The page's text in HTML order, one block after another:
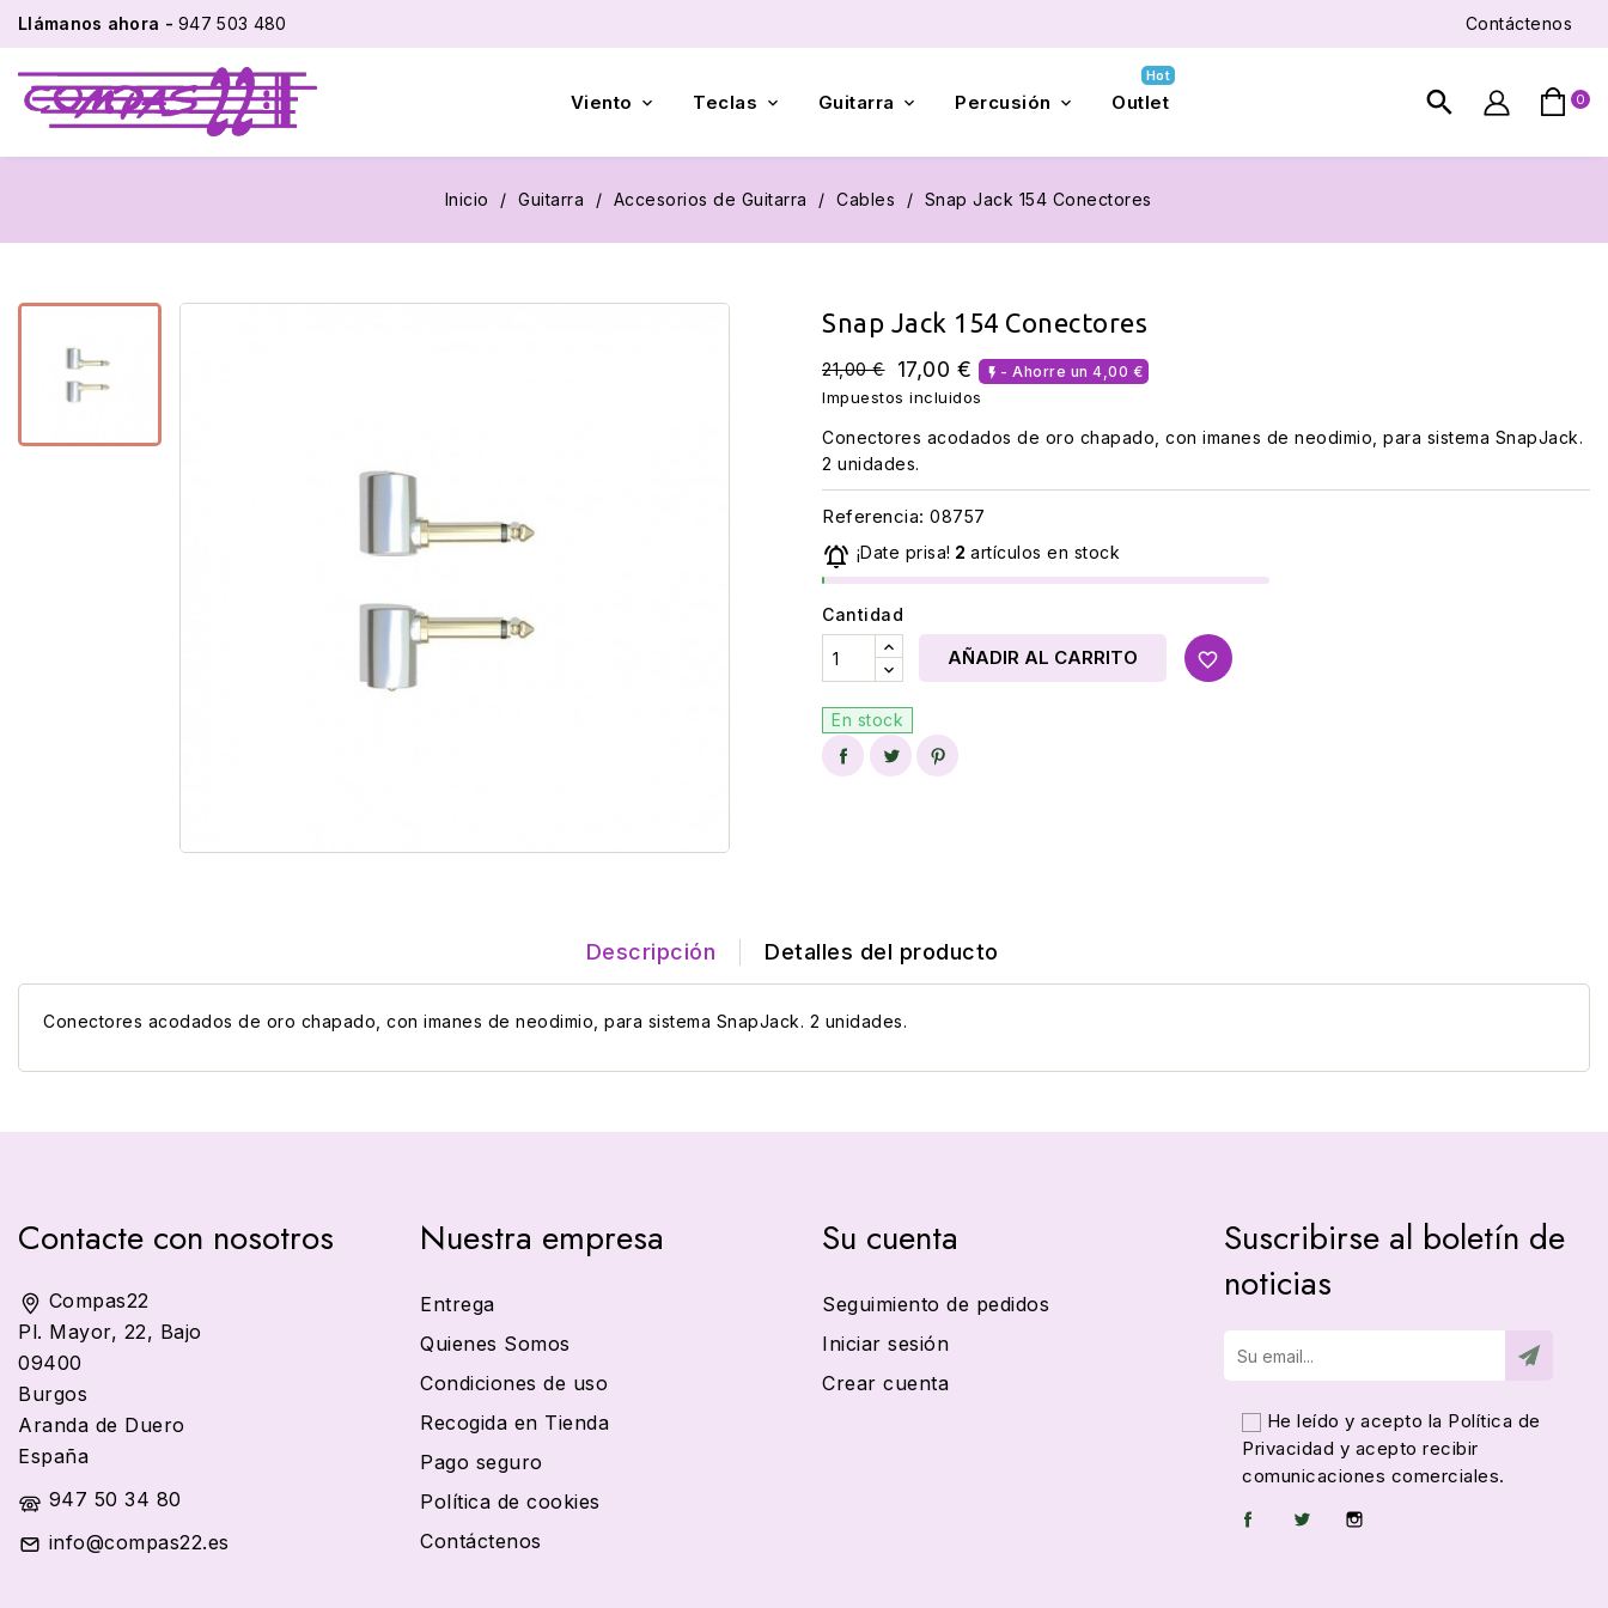
Llámanos ahora - 947 503 480 Contáctenos
Viento  Teclas  Guitarra  Percusión  Outlet
Hot
0
search
Inicio Guitarra Accesorios de Guitarra Cables Snap Jack 154 Conectores
Snap Jack 154 Conectores
21,00 € 17,00 €  - Ahorre un 4,00 €
Impuestos incluidos
Conectores acodados de oro chapado, con imanes de neodimio, para sistema SnapJack.
2 unidades.
Referencia: 08757
 ¡Date prisa! 2 artículos en stock
Cantidad
AÑADIR AL CARRITO favorite_border
En stock
Descripción Detalles del producto
Conectores acodados de oro chapado, con imanes de neodimio, para sistema SnapJack. 2 unidades.
Contacte con nosotros
Compas22
Pl. Mayor, 22, Bajo
09400
Burgos
Aranda de Duero
España
947 50 34 80
info@compas22.es
Nuestra empresa
Entrega
Quienes Somos
Condiciones de uso
Recogida en Tienda
Pago seguro
Política de cookies
Contáctenos
Su cuenta
Seguimiento de pedidos
Iniciar sesión
Crear cuenta
Suscribirse al boletín de
noticias
He leído y acepto la Política de
Privacidad y acepto recibir
comunicaciones comerciales.
Facebook
Twitter